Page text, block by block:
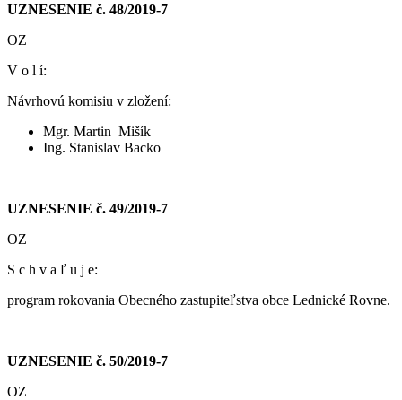
UZNESENIE č. 48/2019-7
OZ
V o l í:
Návrhovú komisiu v zložení:
Mgr. Martin Mišík
Ing. Stanislav Backo
UZNESENIE č. 49/2019-7
OZ
S c h v a ľ u j e:
program rokovania Obecného zastupiteľstva obce Lednické Rovne.
UZNESENIE č. 50/2019-7
OZ